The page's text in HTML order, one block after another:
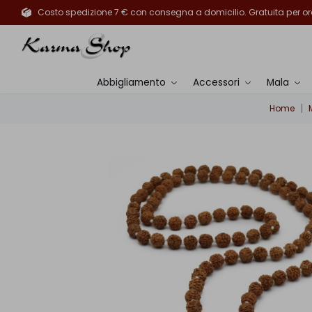
Costo spedizione 7 € con consegna a domicilio. Gratuita per
Abbigliamento Accessori Mala
Home